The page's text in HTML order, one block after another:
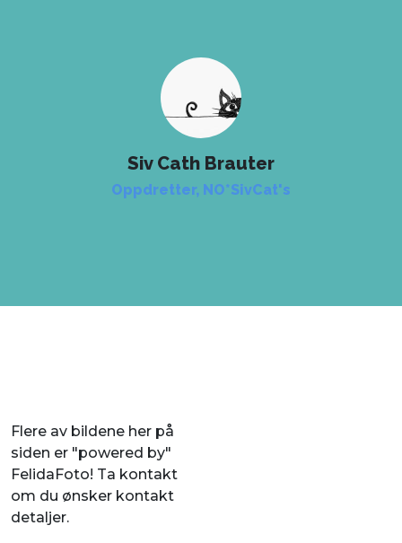
Siv Cath Brauter
Oppdretter, NO*SivCat's
Flere av bildene her på
siden er "powered by"
FelidaFoto! Ta kontakt
om du ønsker kontakt
detaljer.